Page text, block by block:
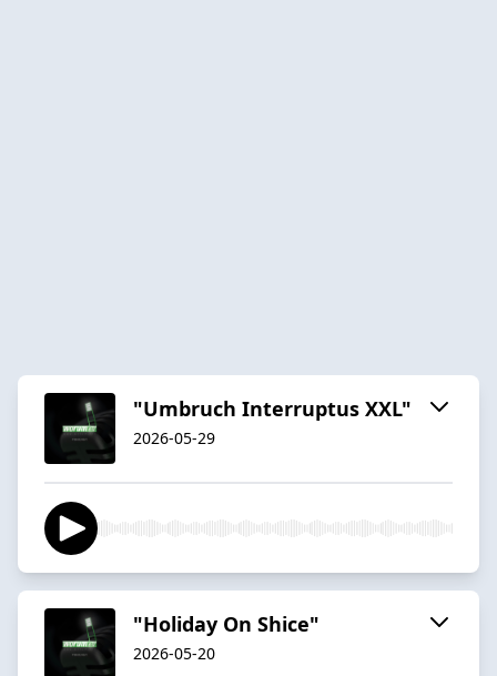
"Umbruch Interruptus XXL"
2026-05-29
"Holiday On Shice"
2026-05-20